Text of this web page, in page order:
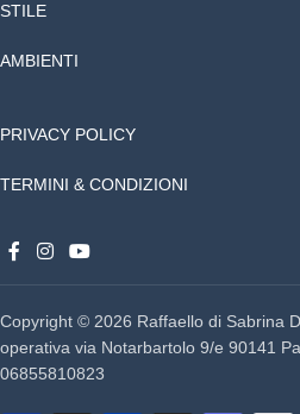
STILE
AMBIENTI
PRIVACY POLICY
TERMINI & CONDIZIONI
Copyright © 2026 Raffaello di Sabrina
operativa via Notarbartolo 9/e 90141
06855810823